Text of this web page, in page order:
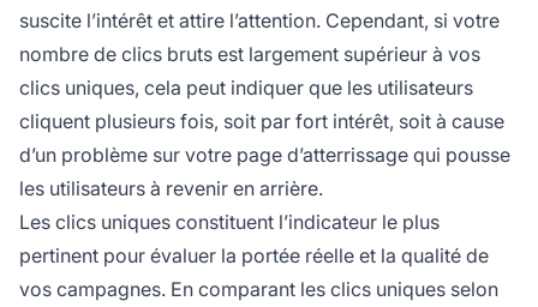
suscite l’intérêt et attire l’attention. Cependant, si votre
nombre de clics bruts est largement supérieur à vos
clics uniques, cela peut indiquer que les utilisateurs
cliquent plusieurs fois, soit par fort intérêt, soit à cause
d’un problème sur votre page d’atterrissage qui pousse
les utilisateurs à revenir en arrière.
Les clics uniques constituent l’indicateur le plus
pertinent pour évaluer la portée réelle et la qualité de
vos campagnes. En comparant les clics uniques selon